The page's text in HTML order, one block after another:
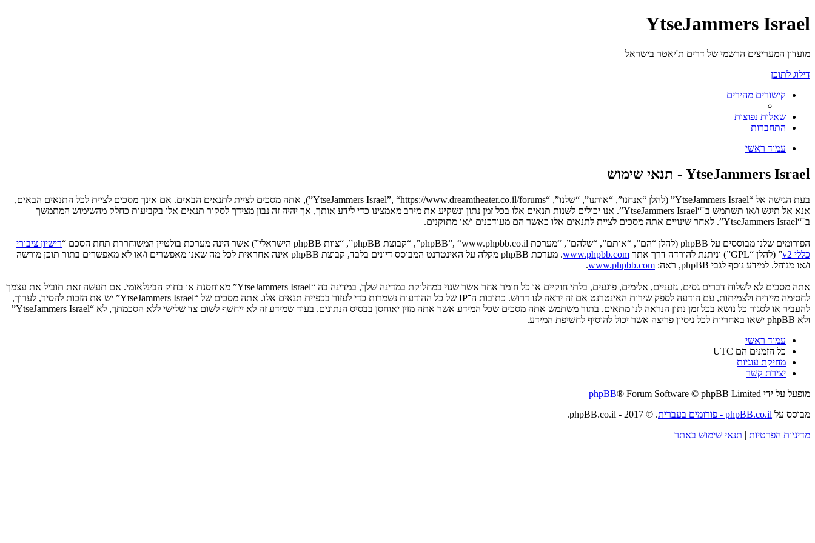
YtseJammers Israel
מועדון המעריצים הרשמי של דרים ת'יאטר בישראל
דילוג לתוכן
קישורים מהירים
שאלות נפוצות
התחברות
עמוד ראשי
YtseJammers Israel - תנאי שימוש
בעת הגישה אל “YtseJammers Israel” (להלן “אנחנו”, “אותנו”, “שלנו”, “YtseJammers Israel”, “https://www.dreamtheater.co.il/forums”), אתה מסכים לציית לתנאים הבאים. אם אינך מסכים לציית לכל התנאים הבאים,
אנא אל תיגש ו/או תשתמש ב־“YtseJammers Israel”. אנו יכולים לשנות תנאים אלו בכל זמן נתון ונשקיע את מירב מאמצינו כדי לידע אותך, אך יהיה זה נבון מצידך לסקור תנאים אלו בקביעות כחלק מהשימוש המתמשך
ב־“YtseJammers Israel”. לאחר שינויים אתה מסכים לציית לתנאים אלו כאשר הם מעודכנים ו/או מתוקנים.
הפורומים שלנו מבוססים על phpBB (להלן “הם”, “אותם”, “שלהם”, “מערכת phpBB”, “www.phpbb.co.il”, “קבוצת phpBB”, “צוות phpBB הישראלי”) אשר הינה מערכת בולטיין המשוחררת תחת הסכם “
רישיון ציבורי
כללי v2
” (להלן “GPL”) וניתנת להורדה דרך אתר www.phpbb.com
. מערכת phpBB מקלה על האינטרנט המבוסס דיונים בלבד, קבוצת phpBB אינה אחראית לכל מה שאנו מאפשרים ו/או לא מאפשרים בתור תוכן מורשה
ו/או מנוהל. למידע נוסף לגבי phpBB, ראה:
www.phpbb.com
.
אתה מסכים לא לשלוח דברים גסים, גזעניים, אלימים, פוגעים, בלתי חוקיים או כל חומר אחר אשר שנוי במחלוקת במדינה שלך, במדינה בה “YtseJammers Israel” מאוחסנת או בחוק הבינלאומי. אם תעשה זאת תוביל את עצמך
לחסימה מיידית ולצמיתות, עם הודעה לספק שירות האינטרנט אם זה יראה לנו דרוש. כתובות ה־IP של כל ההודעות נשמרות כדי לעזור בכפיית תנאים אלו. אתה מסכים של “YtseJammers Israel” יש את הזכות להסיר, לערוך,
להעביר או לסגור כל נושא בכל זמן נתון הנראה לנו מתאים. בתור משתמש אתה מסכים שכל המידע אשר אתה מזין יאוחסן בבסיס הנתונים. בעוד שמידע זה לא ייחשף לשום צד שלישי ללא הסכמתך, לא “YtseJammers Israel”
ולא phpBB ישאו באחריות לכל ניסיון פריצה אשר יכול להוסיף לחשיפת המידע.
עמוד ראשי
כל הזמנים הם UTC
מחיקת עוגיות
יצירת קשר
מופעל על ידי
phpBB® Forum Software © phpBB Limited
מבוסס על phpBB.co.il - פורומים בעברית
. © 2017 - phpBB.co.il.
מדיניות הפרטיות | תנאי שימוש באתר